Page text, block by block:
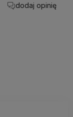
dodaj opinię